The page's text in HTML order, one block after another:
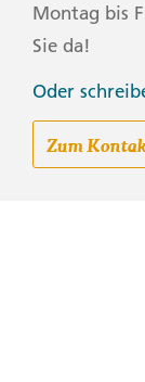
Montag bis
Sie da!
Oder
Zum